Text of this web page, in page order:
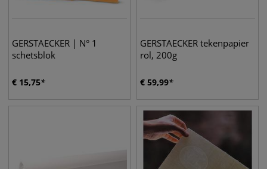
GERSTAECKER | N° 1
schetsblok
€ 15,75
GERSTAECKER tekenpapier
rol, 200g
€ 59,99